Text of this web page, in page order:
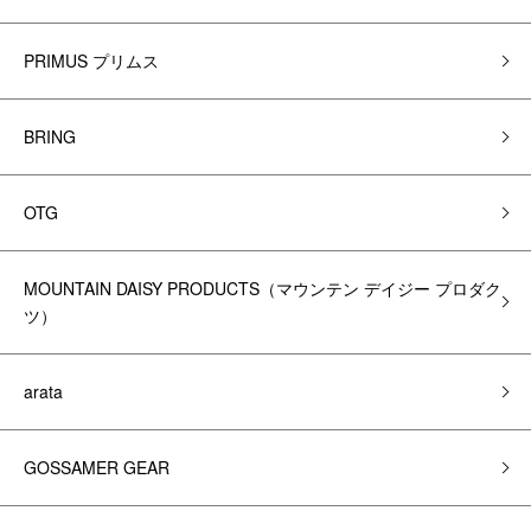
PRIMUS プリムス
BRING
OTG
MOUNTAIN DAISY PRODUCTS（マウンテン デイジー プロダク
ツ）
arata
GOSSAMER GEAR